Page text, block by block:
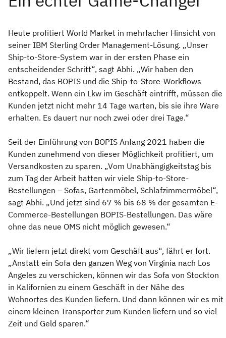
Heute profitiert World Market in mehrfacher Hinsicht von
seiner IBM Sterling Order Management-Lösung. „Unser
Ship-to-Store-System war in der ersten Phase ein
entscheidender Schritt“, sagt Abhi. „Wir haben den
Bestand, das BOPIS und die Ship-to-Store-Workflows
entkoppelt. Wenn ein Lkw im Geschäft eintrifft, müssen die
Kunden jetzt nicht mehr 14 Tage warten, bis sie ihre Ware
erhalten. Es dauert nur noch zwei oder drei Tage.“
Seit der Einführung von BOPIS Anfang 2021 haben die
Kunden zunehmend von dieser Möglichkeit profitiert, um
Versandkosten zu sparen. „Vom Unabhängigkeitstag bis
zum Tag der Arbeit hatten wir viele Ship-to-Store-
Bestellungen – Sofas, Gartenmöbel, Schlafzimmermöbel“,
sagt Abhi. „Und jetzt sind 67 % bis 68 % der gesamten E-
Commerce-Bestellungen BOPIS-Bestellungen. Das wäre
ohne das neue OMS nicht möglich gewesen.“
„Wir liefern jetzt direkt vom Geschäft aus“, fährt er fort.
„Anstatt ein Sofa den ganzen Weg von Virginia nach Los
Angeles zu verschicken, können wir das Sofa von Stockton
in Kalifornien zu einem Geschäft in der Nähe des
Wohnortes des Kunden liefern. Und dann können wir es mit
einem kleinen Transporter zum Kunden liefern und so viel
Zeit und Geld sparen.“